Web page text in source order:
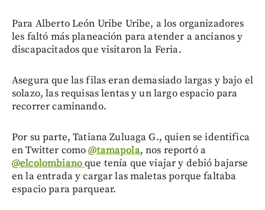
Para Alberto León Uribe Uribe, a los organizadores
les faltó más planeación para atender a ancianos y
discapacitados que visitaron la Feria.
Asegura que las filas eran demasiado largas y bajo el
solazo, las requisas lentas y un largo espacio para
recorrer caminando.
Por su parte, Tatiana Zuluaga G., quien se identifica
en Twitter como@tamapola, nos reportó a
@elcolombianoque tenía que viajar y debió bajarse
en la entrada y cargar las maletas porque faltaba
espacio para parquear.